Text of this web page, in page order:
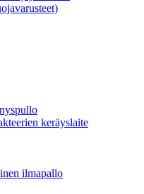
keräyslaite
ilmapallo